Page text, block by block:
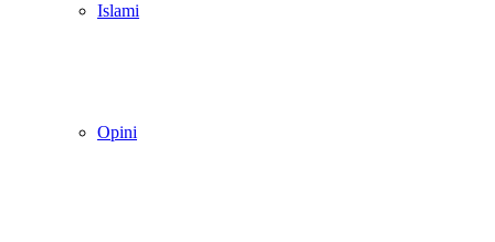
Islami
Opini